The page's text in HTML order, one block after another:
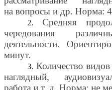
на вопросы и др. Норма:
Средняя
чередования
деятельности.
минут.
Количество
наглядный,
работа и т. д. Норма: не